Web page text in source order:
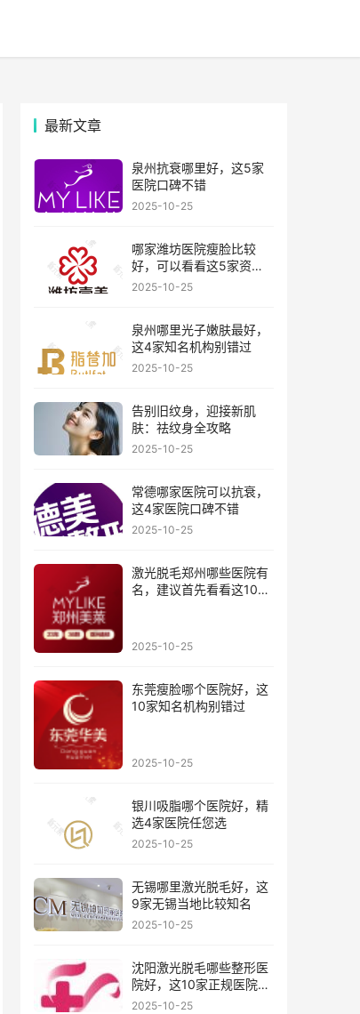
最新文章
泉州抗衰哪里好，这5家
医院口碑不错
2025-10-25
哪家潍坊医院瘦脸比较
好，可以看看这5家资历
比较老的机构
2025-10-25
泉州哪里光子嫩肤最好，
这4家知名机构别错过
2025-10-25
告别旧纹身，迎接新肌
肤：祛纹身全攻略
2025-10-25
常德哪家医院可以抗衰，
这4家医院口碑不错
2025-10-25
激光脱毛郑州哪些医院有
名，建议首先看看这10家
2025-10-25
东莞瘦脸哪个医院好，这
10家知名机构别错过
2025-10-25
银川吸脂哪个医院好，精
选4家医院任您选
2025-10-25
无锡哪里激光脱毛好，这
9家无锡当地比较知名
2025-10-25
沈阳激光脱毛哪些整形医
院好，这10家正规医院值
得你看看
2025-10-25